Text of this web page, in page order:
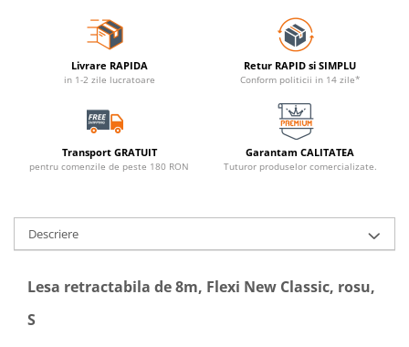
Livrare RAPIDA
in 1-2 zile lucratoare
Retur RAPID si SIMPLU
Conform politicii in 14 zile*
Transport GRATUIT
pentru comenzile de peste 180 RON
Garantam CALITATEA
Tuturor produselor comercializate.
Descriere
Lesa retractabila de 8m, Flexi New Classic, rosu,
S